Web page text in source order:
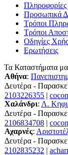
Πληροφορίες
Προσωπικά
Τρόποι
Τρόποι
Οδηγίες
Ερωτήσεις
Τα Καταστήματα
Αθήνα:
Δευτέρα -
2103226355 |
Χαλάνδρι: Λ.
Δευτέρα -
2106834708 |
Αχαρνές:
Δευτέρα -
2102835232 |